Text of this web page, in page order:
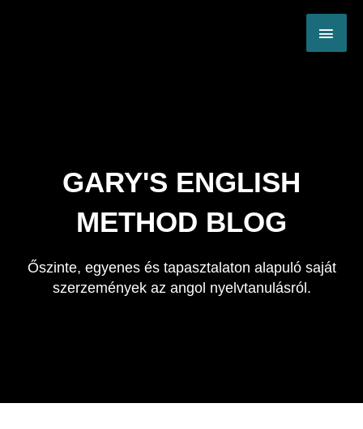
GARY'S ENGLISH
METHOD BLOG
Őszinte, egyenes és tapasztalaton alapuló saját
szerzemények az angol nyelvtanulásról.